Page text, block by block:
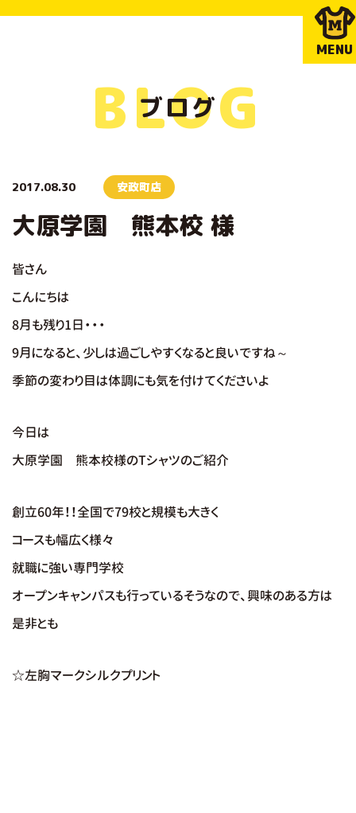
MENU
ブログ
BLOG
2017.08.30 安政町店
大原学園 熊本校 様
皆さん
こんにちは
8月も残り1日・・・
9月になると、少しは過ごしやすくなると良いですね～
季節の変わり目は体調にも気を付けてくださいよ
今日は
大原学園 熊本校様のTシャツのご紹介
創立60年！！全国で79校と規模も大きく
コースも幅広く様々
就職に強い専門学校
オープンキャンパスも行っているそうなので、興味のある方は
是非とも
☆左胸マークシルクプリント